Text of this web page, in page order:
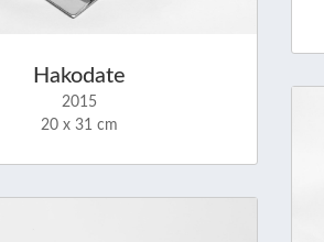
Hakodate
2015
20 x 31 cm